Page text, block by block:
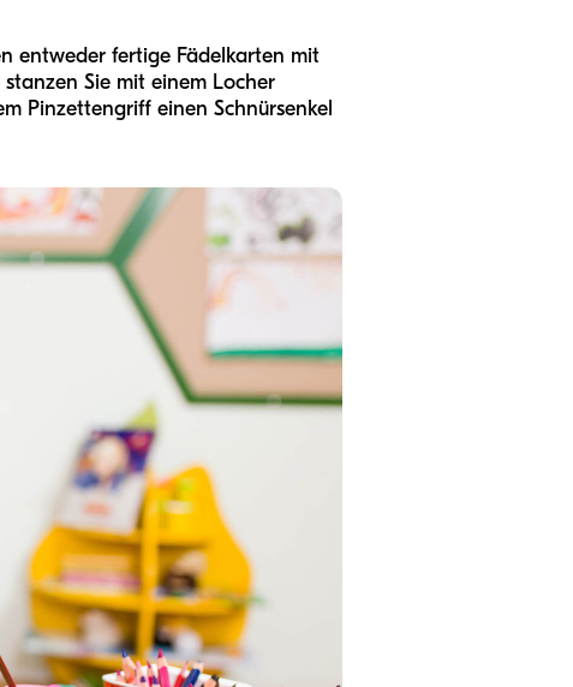
entweder fertige Fädelkarten mit
Sie mit einem Locher
Pinzettengriff einen Schnürsenkel